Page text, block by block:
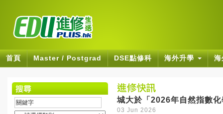
首頁 Master / Postgrad DSE點修科 海外升學
城大於「2026年自然指數
03 Jun 2026